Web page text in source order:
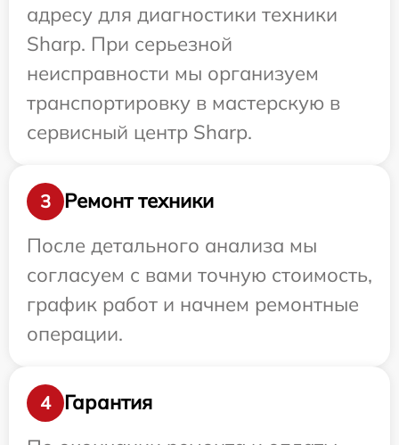
адресу для диагностики техники
Sharp. При серьезной
неисправности мы организуем
транспортировку в мастерскую в
сервисный центр Sharp.
3
Ремонт техники
После детального анализа мы
согласуем с вами точную стоимость,
график работ и начнем ремонтные
операции.
4
Гарантия